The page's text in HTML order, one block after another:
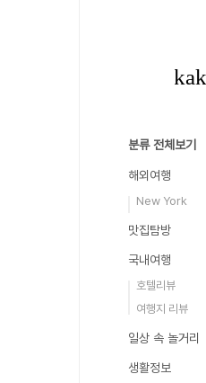
분류 전체보기
해외여행
New York
맛집탐방
국내여행
호텔리뷰
여행지 리뷰
일상 속 놀거리
생활정보